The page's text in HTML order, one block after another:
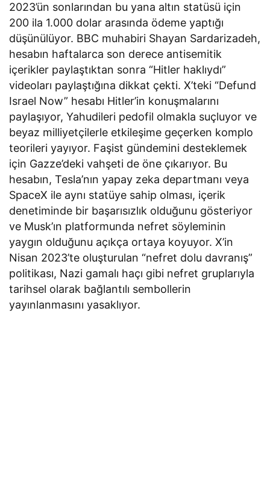
2023’ün sonlarından bu yana altın statüsü için
200 ila 1.000 dolar arasında ödeme yaptığı
düşünülüyor. BBC muhabiri Shayan Sardarizadeh,
hesabın haftalarca son derece antisemitik
içerikler paylaştıktan sonra “Hitler haklıydı”
videoları paylaştığına dikkat çekti. X’teki “Defund
Israel Now” hesabı Hitler’in konuşmalarını
paylaşıyor, Yahudileri pedofil olmakla suçluyor ve
beyaz milliyetçilerle etkileşime geçerken komplo
teorileri yayıyor. Faşist gündemini desteklemek
için Gazze’deki vahşeti de öne çıkarıyor. Bu
hesabın, Tesla’nın yapay zeka departmanı veya
SpaceX ile aynı statüye sahip olması, içerik
denetiminde bir başarısızlık olduğunu gösteriyor
ve Musk’ın platformunda nefret söyleminin
yaygın olduğunu açıkça ortaya koyuyor. X’in
Nisan 2023’te oluşturulan “nefret dolu davranış”
politikası, Nazi gamalı haçı gibi nefret gruplarıyla
tarihsel olarak bağlantılı sembollerin
yayınlanmasını yasaklıyor.